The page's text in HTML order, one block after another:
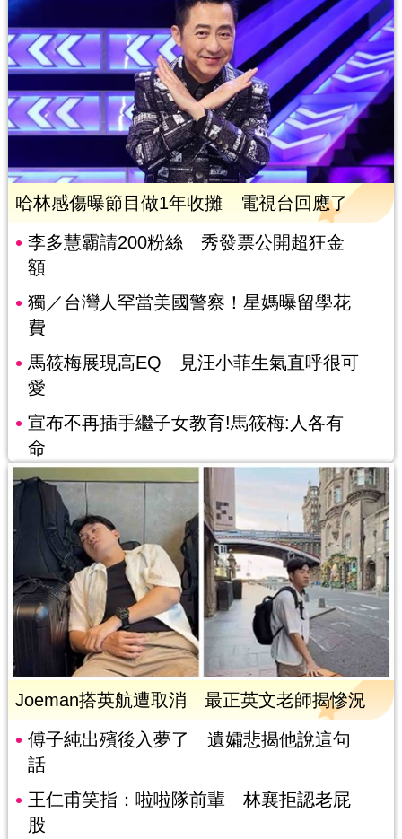
哈林感傷曝節目做1年收攤 電視台回應了
李多慧霸請200粉絲 秀發票公開超狂金
額
獨／台灣人罕當美國警察！星媽曝留學花
費
馬筱梅展現高EQ 見汪小菲生氣直呼很可
愛
宣布不再插手繼子女教育!馬筱梅:人各有
命
Joeman搭英航遭取消 最正英文老師揭慘況
傅子純出殯後入夢了 遺孀悲揭他說這句
話
王仁甫笑指：啦啦隊前輩 林襄拒認老屁
股